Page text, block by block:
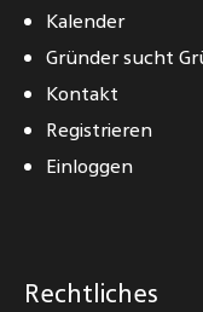
Kalender
Gründer sucht
Kontakt
Registrieren
Einloggen
Rechtliches